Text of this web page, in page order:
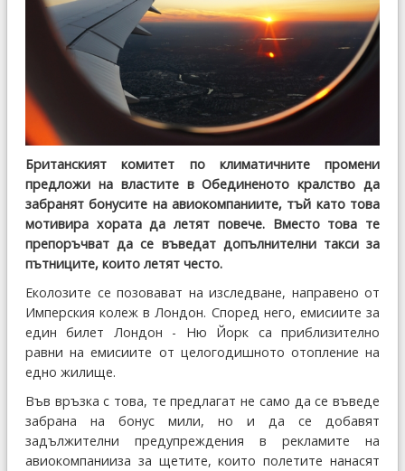
Британският комитет по климатичните промени
предложи на властите в Обединеното кралство да
забранят бонусите на авиокомпаниите, тъй като това
мотивира хората да летят повече. Вместо това те
препоръчват да се въведат допълнителни такси за
пътниците, които летят често.
Еколозите се позовават на изследване, направено от
Имперския колеж в Лондон. Според него, емисиите за
един билет Лондон - Ню Йорк са приблизително
равни на емисиите от целогодишното отопление на
едно жилище.
Във връзка с това, те предлагат не само да се въведе
забрана на бонус мили, но и да се добавят
задължителни предупреждения в рекламите на
авиокомпанииза за щетите, които полетите нанасят